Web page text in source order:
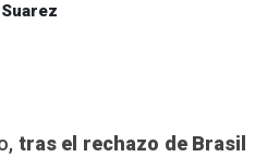
tras el rechazo de Brasil